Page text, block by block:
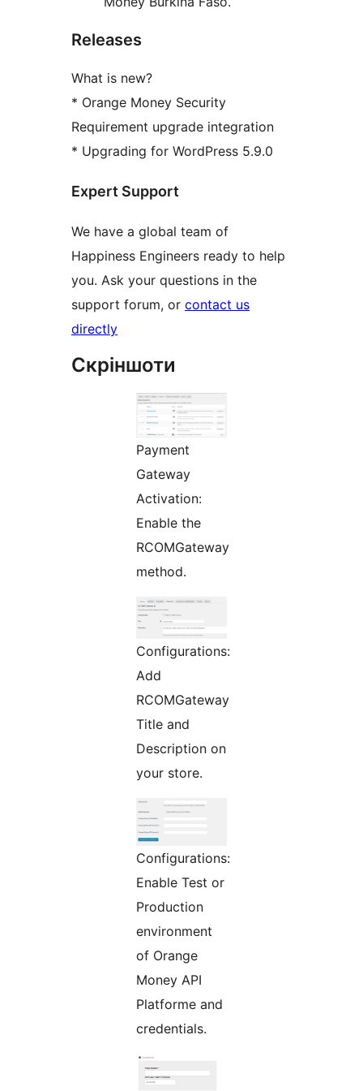
Releases
What is new?
* Orange Money Security
Requirement upgrade integration
* Upgrading for WordPress 5.9.0
Expert Support
We have a global team of
Happiness Engineers ready to help
you. Ask your questions in the
support forum, or contact us
directly
Скріншоти
Payment
Gateway
Activation:
Enable the
RCOMGateway
method.
Configurations:
Add
RCOMGateway
Title and
Description on
your store.
Configurations:
Enable Test or
Production
environment
of Orange
Money API
Platforme and
credentials.